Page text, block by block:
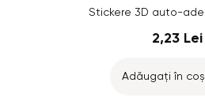
Stickere 3D auto-
2,23 Lei
Adăugați în coș